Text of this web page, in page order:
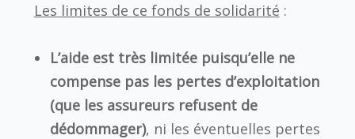
Les limites de ce fonds de solidarité :
L’aide est très limitée puisqu’elle ne
compense pas les pertes d’exploitation
(que les assureurs refusent de
dédommager), ni les éventuelles pertes